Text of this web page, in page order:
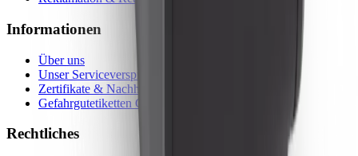
Informationen
Über uns
Unser Serviceversprechen
Zertifikate & Nachhaltigkeit
Gefahrgutetiketten Guide
Rechtliches